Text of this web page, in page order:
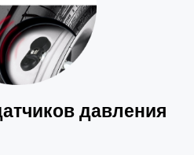
давления